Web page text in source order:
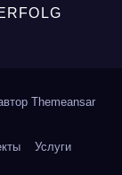
Themeansar
Услуги